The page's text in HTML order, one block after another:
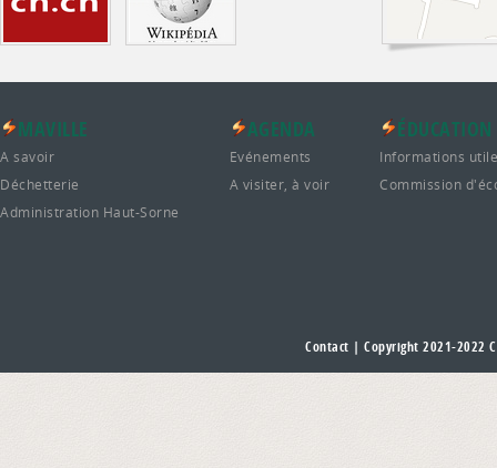
MAVILLE
A savoir
Déchetterie
Administration Haut-Sorne
AGENDA
Evénements
A visiter, à voir
ÉDUCATION
Informations
Commission
Contact | Copyright 2021-2022